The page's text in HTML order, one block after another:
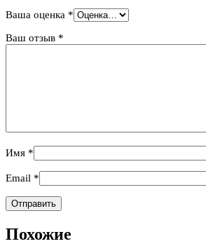
Ваша оценка *
Ваш отзыв *
Имя *
Email *
Похожие